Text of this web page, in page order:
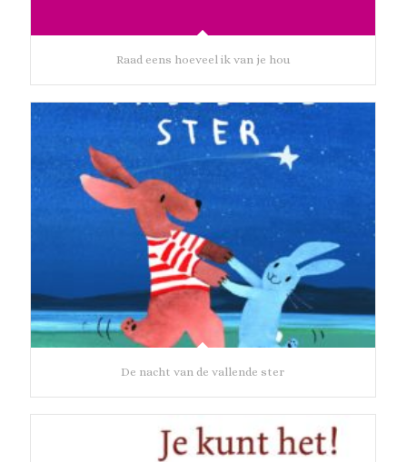
Raad eens hoeveel ik van je hou
De nacht van de vallende ster